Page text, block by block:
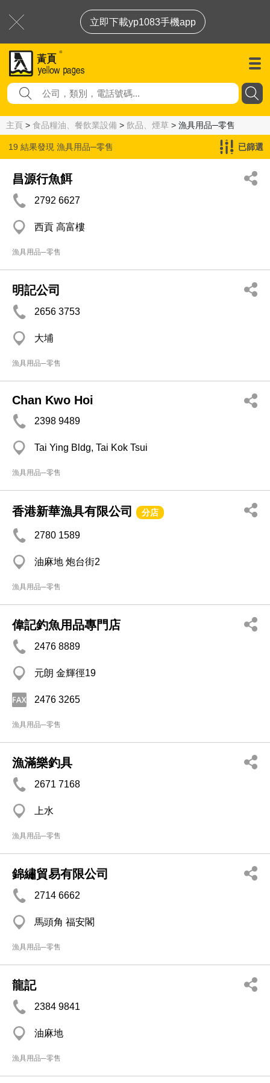
立即下載yp1083手機app
主頁 > 食品糧油、餐飲業設備 > 飲品、煙草 > 漁具用品─零售
19 結果發現 漁具用品─零售 已篩選
昌源行魚餌
2792 6627
西貢 高富樓
漁具用品─零售
明記公司
2656 3753
大埔
漁具用品─零售
Chan Kwo Hoi
2398 9489
Tai Ying Bldg, Tai Kok Tsui
漁具用品─零售
香港新華漁具有限公司 分店
2780 1589
油麻地 炮台街2
漁具用品─零售
偉記釣魚用品專門店
2476 8889
元朗 金輝徑19
2476 3265
漁具用品─零售
漁滿樂釣具
2671 7168
上水
漁具用品─零售
錦繡貿易有限公司
2714 6662
馬頭角 福安閣
漁具用品─零售
龍記
2384 9841
油麻地
漁具用品─零售